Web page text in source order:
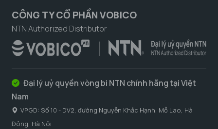
CÔNG TY CỔ PHẦN VOBICO
NTN Authorized Distributor
Đại lý uỷ quyền vòng bi NTN chính hãng tại Việt
Nam
VPGD: Số 10 - DV2, đường Nguyễn Khắc Hạnh, Mỗ Lao, Hà
Đông, Hà Nôi